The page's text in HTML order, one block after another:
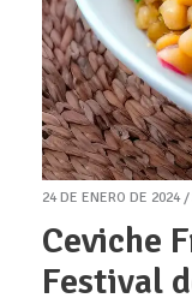
24 DE ENERO DE 2024
Ceviche
Festival